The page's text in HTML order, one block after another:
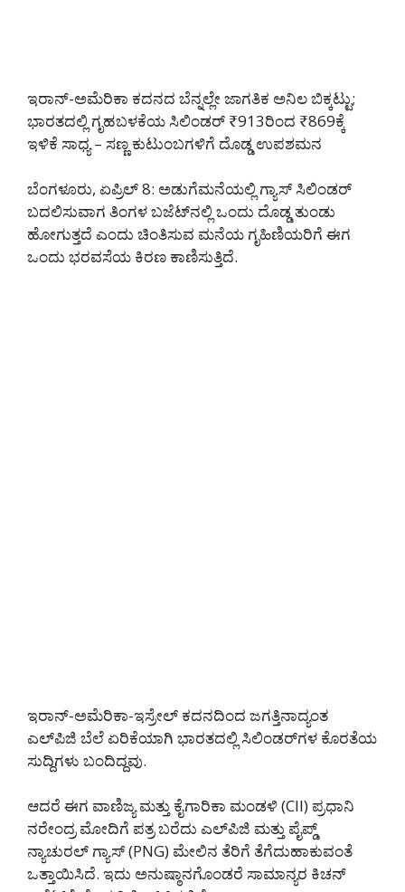
ಇರಾನ್-ಅಮೆರಿಕಾ ಕದನದ ಬೆನ್ನಲ್ಲೇ ಜಾಗತಿಕ ಅನಿಲ ಬಿಕ್ಕಟ್ಟು;
ಭಾರತದಲ್ಲಿ ಗೃಹಬಳಕೆಯ ಸಿಲಿಂಡರ್ ₹913ರಿಂದ ₹869ಕ್ಕೆ
ಇಳಿಕೆ ಸಾಧ್ಯ – ಸಣ್ಣ ಕುಟುಂಬಗಳಿಗೆ ದೊಡ್ಡ ಉಪಶಮನ
ಬೆಂಗಳೂರು, ಏಪ್ರಿಲ್ 8: ಅಡುಗೆಮನೆಯಲ್ಲಿ ಗ್ಯಾಸ್ ಸಿಲಿಂಡರ್
ಬದಲಿಸುವಾಗ ತಿಂಗಳ ಬಜೆಟ್‌ನಲ್ಲಿ ಒಂದು ದೊಡ್ಡ ತುಂಡು
ಹೋಗುತ್ತದೆ ಎಂದು ಚಿಂತಿಸುವ ಮನೆಯ ಗೃಹಿಣಿಯರಿಗೆ ಈಗ
ಒಂದು ಭರವಸೆಯ ಕಿರಣ ಕಾಣಿಸುತ್ತಿದೆ.
ಇರಾನ್-ಅಮೆರಿಕಾ-ಇಸ್ರೇಲ್ ಕದನದಿಂದ ಜಗತ್ತಿನಾದ್ಯಂತ
ಎಲ್‌ಪಿಜಿ ಬೆಲೆ ಏರಿಕೆಯಾಗಿ ಭಾರತದಲ್ಲಿ ಸಿಲಿಂಡರ್‌ಗಳ ಕೊರತೆಯ
ಸುದ್ದಿಗಳು ಬಂದಿದ್ದವು.
ಆದರೆ ಈಗ ವಾಣಿಜ್ಯ ಮತ್ತು ಕೈಗಾರಿಕಾ ಮಂಡಳಿ (CII) ಪ್ರಧಾನಿ
ನರೇಂದ್ರ ಮೋದಿಗೆ ಪತ್ರ ಬರೆದು ಎಲ್‌ಪಿಜಿ ಮತ್ತು ಪೈಪ್ಡ್
ನ್ಯಾಚುರಲ್ ಗ್ಯಾಸ್ (PNG) ಮೇಲಿನ ತೆರಿಗೆ ತೆಗೆದುಹಾಕುವಂತೆ
ಒತ್ತಾಯಿಸಿದೆ. ಇದು ಅನುಷ್ಠಾನಗೊಂಡರೆ ಸಾಮಾನ್ಯರ ಕಿಚನ್